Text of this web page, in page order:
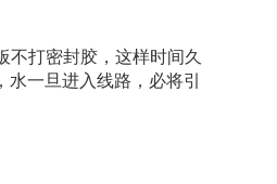
不打密封胶，这样时间久
一旦进入线路，必将引